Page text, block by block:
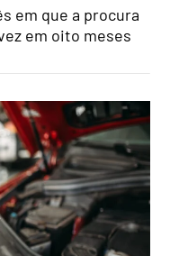
em que a procura
em oito meses